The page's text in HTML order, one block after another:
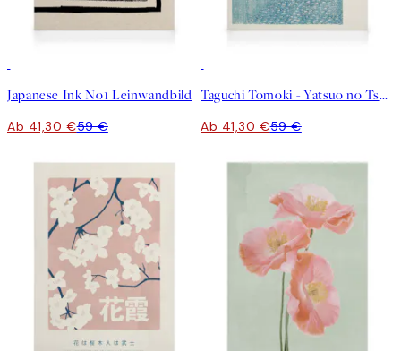
Japanese Ink No1 Leinwandbild
Ab 41,30 €59 €
Taguchi Tomoki - Yatsuo no Tsubaki Leinwandbild
Ab 41,30 €59 €